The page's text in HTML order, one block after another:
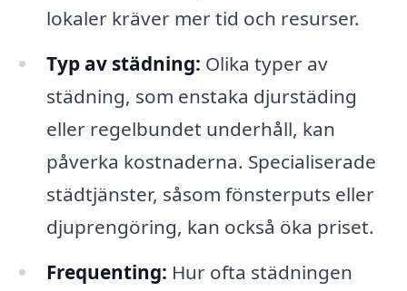
lokaler kräver mer tid och resurser.
Typ av städning: Olika typer av
städning, som enstaka djurstäding
eller regelbundet underhåll, kan
påverka kostnaderna. Specialiserade
städtjänster, såsom fönsterputs eller
djuprengöring, kan också öka priset.
Frequenting: Hur ofta städningen